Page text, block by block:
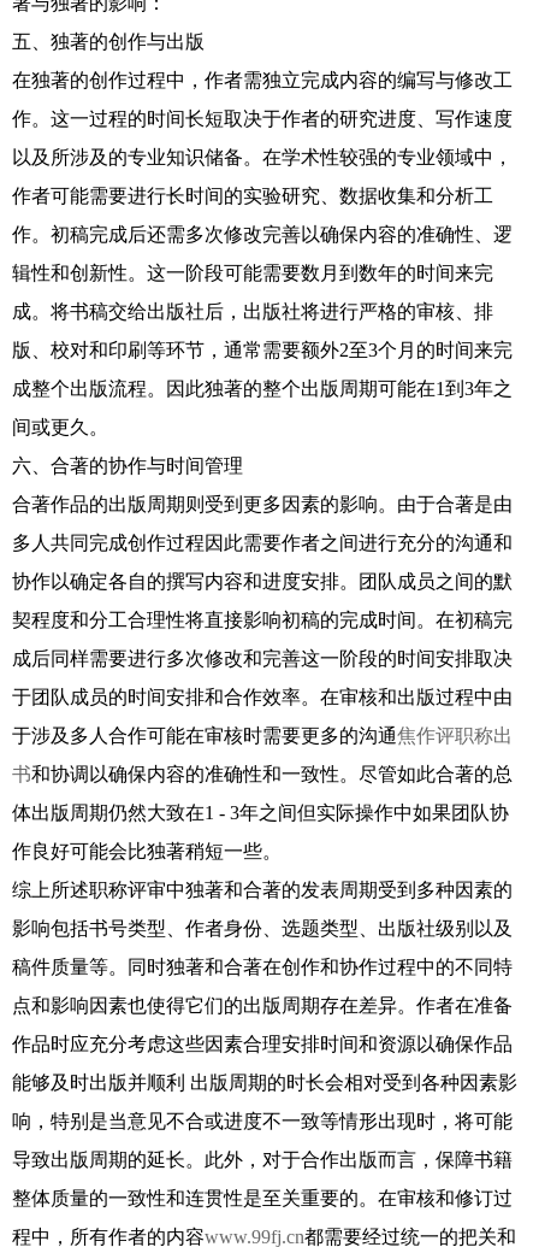
五、独著的创作与出版
在独著的创作过程中，作者需独立完成内容的编写与修改工
作。这一过程的时间长短取决于作者的研究进度、写作速度
以及所涉及的专业知识储备。在学术性较强的专业领域中，
作者可能需要进行长时间的实验研究、数据收集和分析工
作。初稿完成后还需多次修改完善以确保内容的准确性、逻
辑性和创新性。这一阶段可能需要数月到数年的时间来完
成。将书稿交给出版社后，出版社将进行严格的审核、排
版、校对和印刷等环节，通常需要额外2至3个月的时间来完
成整个出版流程。因此独著的整个出版周期可能在1到3年之
间或更久。
六、合著的协作与时间管理
合著作品的出版周期则受到更多因素的影响。由于合著是由
多人共同完成创作过程因此需要作者之间进行充分的沟通和
协作以确定各自的撰写内容和进度安排。团队成员之间的默
契程度和分工合理性将直接影响初稿的完成时间。在初稿完
成后同样需要进行多次修改和完善这一阶段的时间安排取决
于团队成员的时间安排和合作效率。在审核和出版过程中由
于涉及多人合作可能在审核时需要更多的沟通焦作评职称出
书和协调以确保内容的准确性和一致性。尽管如此合著的总
体出版周期仍然大致在1 - 3年之间但实际操作中如果团队协
作良好可能会比独著稍短一些。
综上所述职称评审中独著和合著的发表周期受到多种因素的
影响包括书号类型、作者身份、选题类型、出版社级别以及
稿件质量等。同时独著和合著在创作和协作过程中的不同特
点和影响因素也使得它们的出版周期存在差异。作者在准备
作品时应充分考虑这些因素合理安排时间和资源以确保作品
能够及时出版并顺利 出版周期的时长会相对受到各种因素影
响，特别是当意见不合或进度不一致等情形出现时，将可能
导致出版周期的延长。此外，对于合作出版而言，保障书籍
整体质量的一致性和连贯性是至关重要的。在审核和修订过
程中，所有作者的内容www.99fj.cn都需要经过统一的把关和